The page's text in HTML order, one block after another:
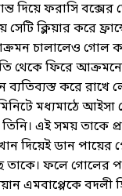
দিয়ে ফরাসি
ক্লিয়ার করে
চালালেও গোল
থেকে ফিরে
করে রাখে
মধ্যমাঠে
এই সময় তাকে
দিয়েই ডান পায়ের
ফলে গোলের
বদলী